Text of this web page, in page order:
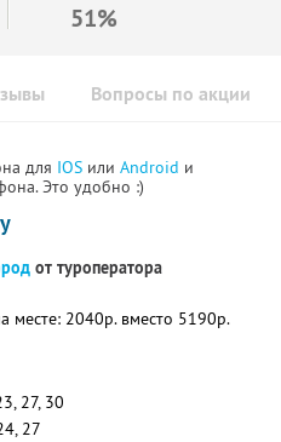
51%
Вопросы по акции
для IOS или Android и
Это удобно :)
от туроператора
месте: 2040р. вместо 5190р.
27, 30
27